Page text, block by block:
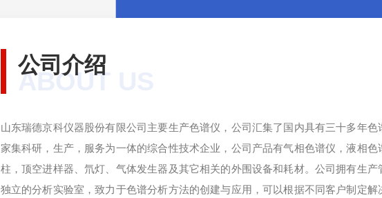
ABOUT US
公司介绍
山东瑞德京科仪器股份有限公司主要生产色谱仪，公司汇集了国内具有三十多年
家集科研，生产，服务为一体的综合性技术企业，公司产品有气相色谱仪，液相
柱，顶空进样器、氘灯、气体发生器及其它相关的外围设备和耗材。公司拥有生
独立的分析实验室，致力于色谱分析方法的创建与应用，可以根据不同客户制定解